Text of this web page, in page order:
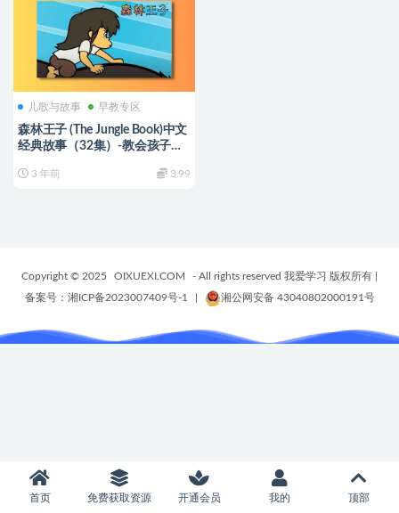
儿歌与故事 早教专区
森林王子 (The Jungle Book)中文
经典故事（32集）-教会孩子纯
3 年前 3.99
Copyright © 2025 OIXUEXI.COM - All rights reserved 我爱学习 版权所有
备案号：湘ICP备2023007409号-1
湘公网安备 43040802000191号
首页 免费获取资源 开通会员 我的 顶部